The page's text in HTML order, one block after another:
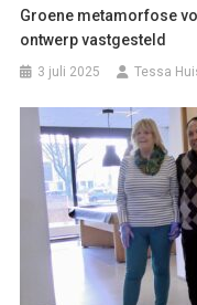
Groene metamorfose
ontwerp vastgesteld
3 juli 2025 Tessa